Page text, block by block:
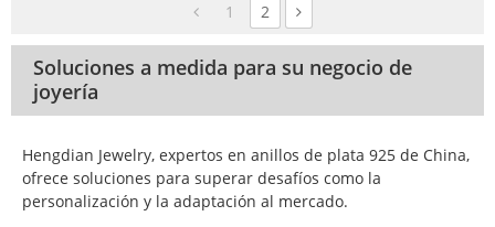
1 2
Soluciones a medida para su negocio de
joyería
Hengdian Jewelry, expertos en anillos de plata 925 de China,
ofrece soluciones para superar desafíos como la
personalización y la adaptación al mercado.